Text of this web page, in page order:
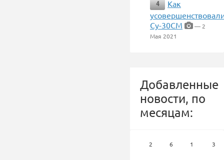
4
Как
Су-30СМ
— 2
Мая 2021
Добавленные
новости, по
месяцам:
2 6 1 3